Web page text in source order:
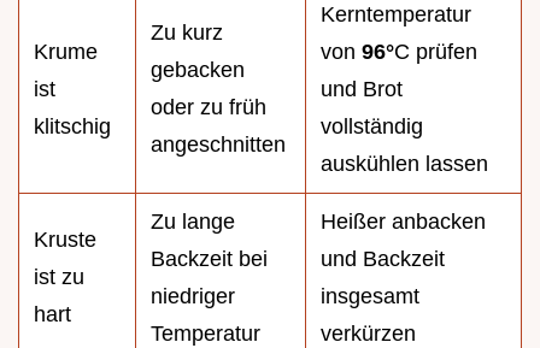
Krume
ist
klitschig
Zu kurz
gebacken
oder zu früh
angeschnitten
Kerntemperatur
von 96°C prüfen
und Brot
vollständig
auskühlen lassen
Kruste
ist zu
hart
Zu lange
Backzeit bei
niedriger
Temperatur
Heißer anbacken
und Backzeit
insgesamt
verkürzen